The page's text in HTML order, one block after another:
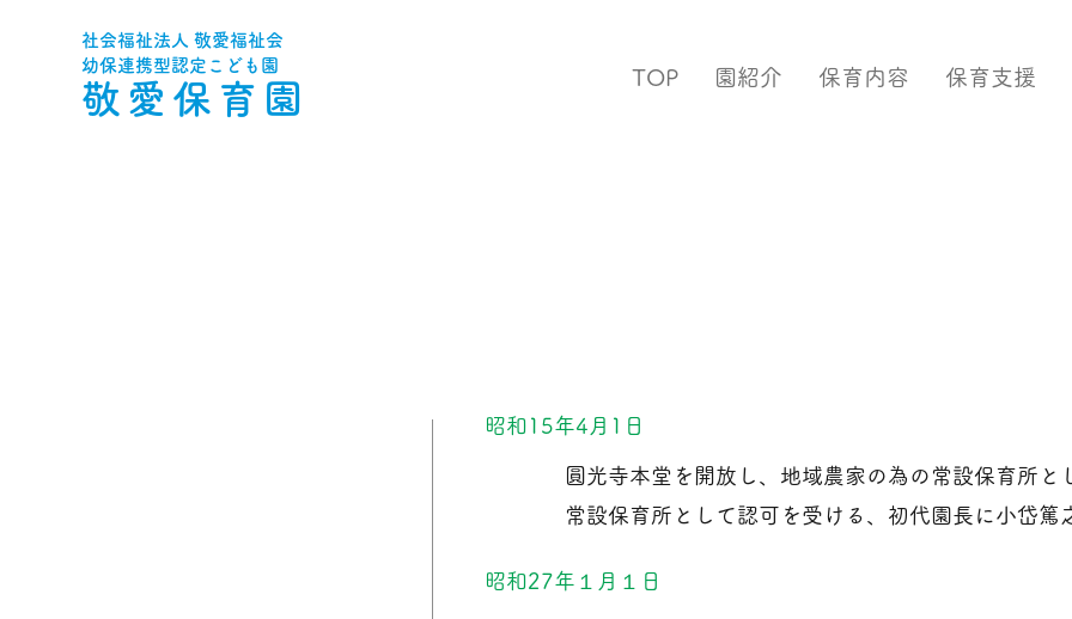
社会福祉法人 敬愛福祉会
幼保連携型認定こども園
敬愛保育園
TOP 園紹介 保育内容 保育支援
昭和15年4月1日
圓光寺本堂を開放し、地域農家の為の常設保育所と
常設保育所として認可を受ける、初代園長に小岱篤
昭和27年１月１日